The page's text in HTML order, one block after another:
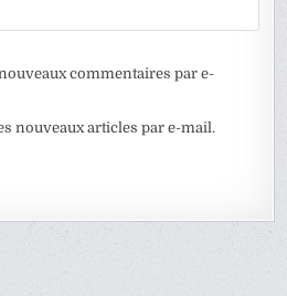
commentaires par e-
nouveaux articles par e-mail.